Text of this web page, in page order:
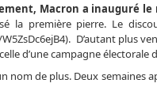
Macron a inauguré
la première pierre. Le
D’autant plus
d’une campagne électorale
de plus. Deux semaines